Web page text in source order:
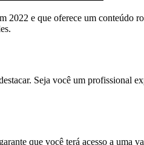
2022 e que oferece um conteúdo
Seja você um profissional
que você terá acesso a uma